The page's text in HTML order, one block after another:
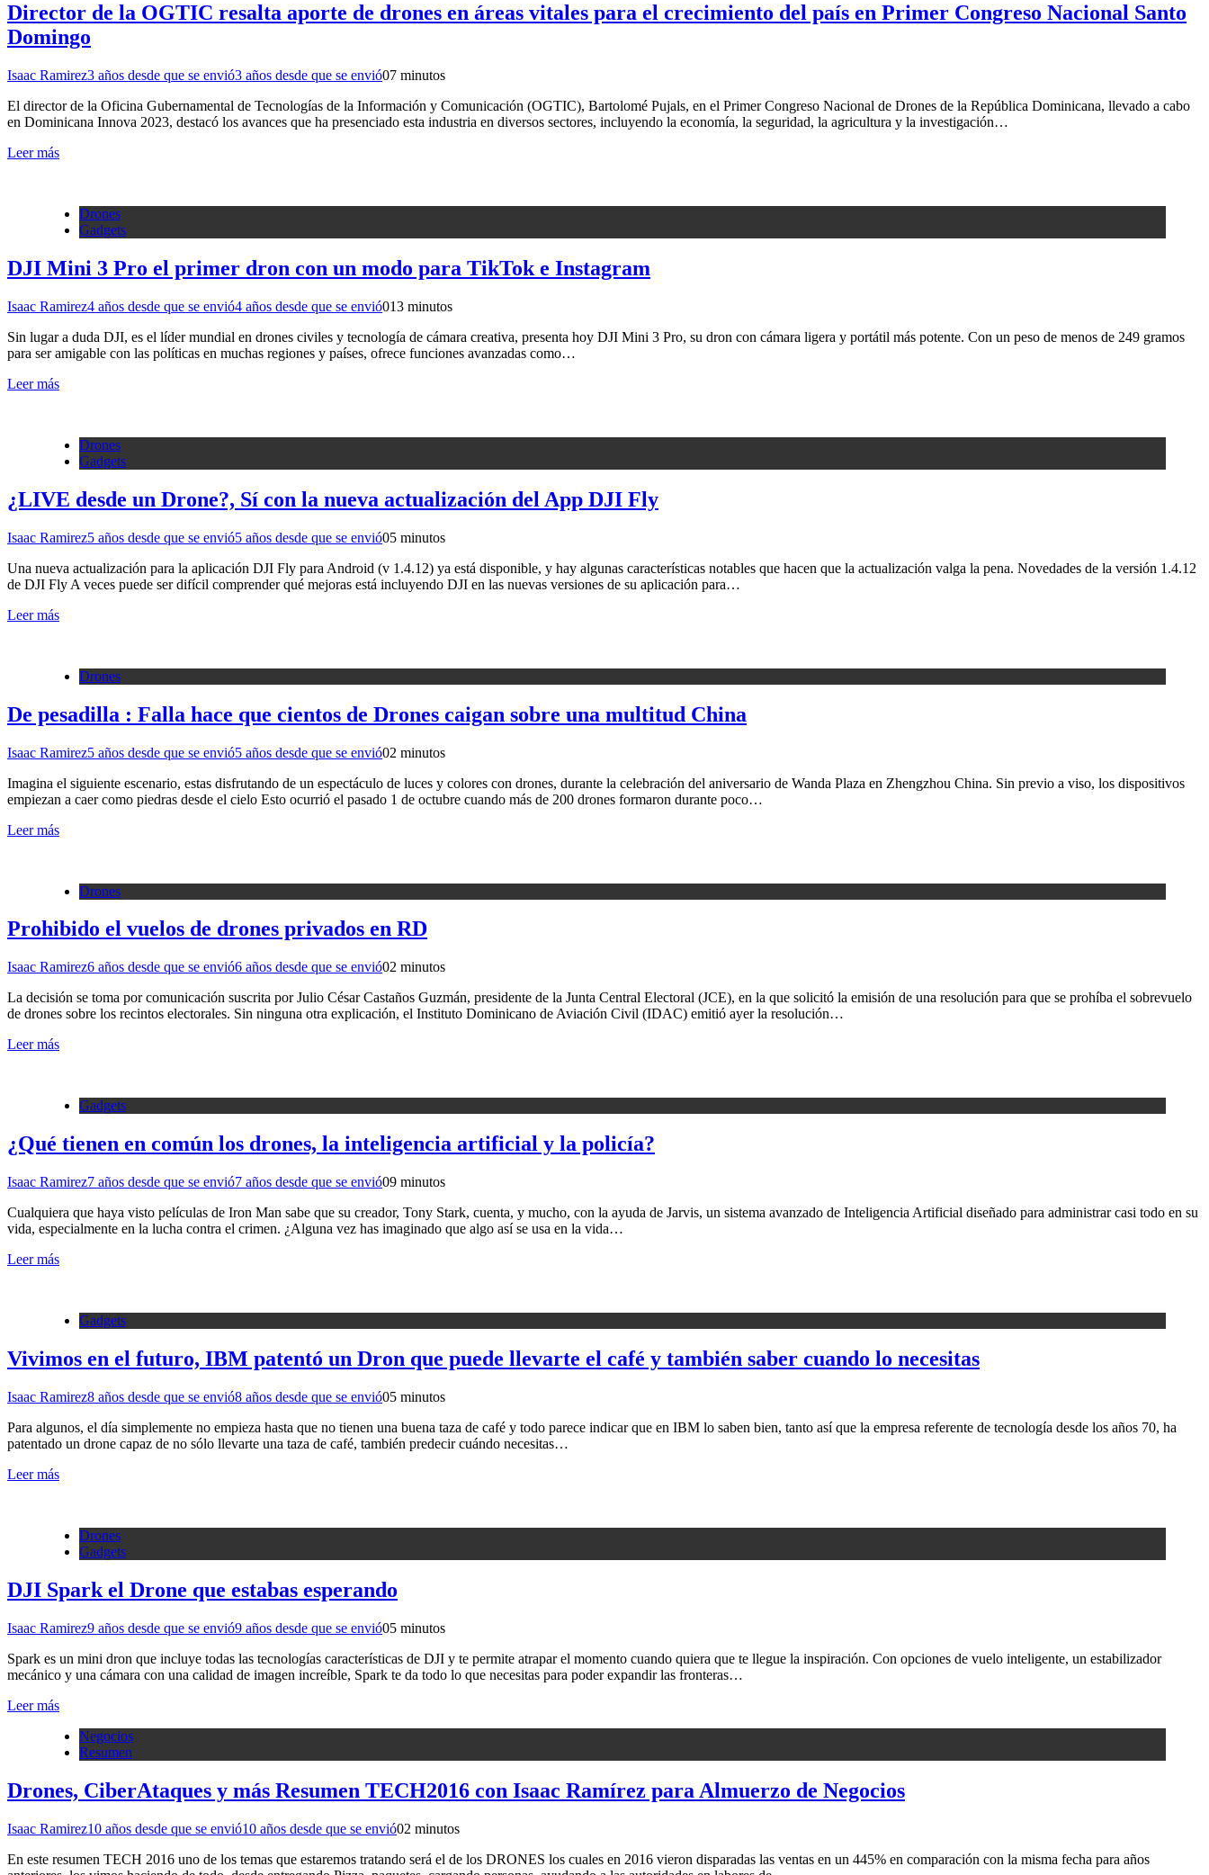
Director de la OGTIC resalta aporte de drones en áreas vitales para el crecimiento del país en Primer Congreso Nacional Santo
Domingo
Isaac Ramirez3 años desde que se envió3 años desde que se envió07 minutos
El director de la Oficina Gubernamental de Tecnologías de la Información y Comunicación (OGTIC), Bartolomé Pujals, en el Primer Congreso Nacional de Drones de la República Dominicana, llevado a cabo
en Dominicana Innova 2023, destacó los avances que ha presenciado esta industria en diversos sectores, incluyendo la economía, la seguridad, la agricultura y la investigación…
Leer más
Drones
Gadgets
DJI Mini 3 Pro el primer dron con un modo para TikTok e Instagram
Isaac Ramirez4 años desde que se envió4 años desde que se envió013 minutos
Sin lugar a duda DJI, es el líder mundial en drones civiles y tecnología de cámara creativa, presenta hoy DJI Mini 3 Pro, su dron con cámara ligera y portátil más potente. Con un peso de menos de 249 gramos
para ser amigable con las políticas en muchas regiones y países, ofrece funciones avanzadas como…
Leer más
Drones
Gadgets
¿LIVE desde un Drone?, Sí con la nueva actualización del App DJI Fly
Isaac Ramirez5 años desde que se envió5 años desde que se envió05 minutos
Una nueva actualización para la aplicación DJI Fly para Android (v 1.4.12) ya está disponible, y hay algunas características notables que hacen que la actualización valga la pena. Novedades de la versión 1.4.12
de DJI Fly A veces puede ser difícil comprender qué mejoras está incluyendo DJI en las nuevas versiones de su aplicación para…
Leer más
Drones
De pesadilla : Falla hace que cientos de Drones caigan sobre una multitud China
Isaac Ramirez5 años desde que se envió5 años desde que se envió02 minutos
Imagina el siguiente escenario, estas disfrutando de un espectáculo de luces y colores con drones, durante la celebración del aniversario de Wanda Plaza en Zhengzhou China. Sin previo a viso, los dispositivos
empiezan a caer como piedras desde el cielo Esto ocurrió el pasado 1 de octubre cuando más de 200 drones formaron durante poco…
Leer más
Drones
Prohibido el vuelos de drones privados en RD
Isaac Ramirez6 años desde que se envió6 años desde que se envió02 minutos
La decisión se toma por comunica­ción suscrita por Julio Cé­sar Castaños Guzmán, pre­sidente de la Junta Central Electoral (JCE), en la que solicitó la emisión de una resolución para que se prohíba el so­brevuelo
de drones sobre los recintos electorales. Sin ninguna otra explicación, el Instituto Dominicano de Aviación Civil (IDAC) emitió ayer la resolución…
Leer más
Gadgets
¿Qué tienen en común los drones, la inteligencia artificial y la policía?
Isaac Ramirez7 años desde que se envió7 años desde que se envió09 minutos
Cualquiera que haya visto películas de Iron Man sabe que su creador, Tony Stark, cuenta, y mucho, con la ayuda de Jarvis, un sistema avanzado de Inteligencia Artificial diseñado para administrar casi todo en su
vida, especialmente en la lucha contra el crimen. ¿Alguna vez has imaginado que algo así se usa en la vida…
Leer más
Gadgets
Vivimos en el futuro, IBM patentó un Dron que puede llevarte el café y también saber cuando lo necesitas
Isaac Ramirez8 años desde que se envió8 años desde que se envió05 minutos
Para algunos, el día simplemente no empieza hasta que no tienen una buena taza de café y todo parece indicar que en IBM lo saben bien, tanto así que la empresa referente de tecnología desde los años 70, ha
patentado un drone capaz de no sólo llevarte una taza de café, también predecir cuándo necesitas…
Leer más
Drones
Gadgets
DJI Spark el Drone que estabas esperando
Isaac Ramirez9 años desde que se envió9 años desde que se envió05 minutos
Spark es un mini dron que incluye todas las tecnologías características de DJI y te permite atrapar el momento cuando quiera que te llegue la inspiración. Con opciones de vuelo inteligente, un estabilizador
mecánico y una cámara con una calidad de imagen increíble, Spark te da todo lo que necesitas para poder expandir las fronteras…
Leer más
Negocios
Resumen
Drones, CiberAtaques y más Resumen TECH2016 con Isaac Ramírez para Almuerzo de Negocios
Isaac Ramirez10 años desde que se envió10 años desde que se envió02 minutos
En este resumen TECH 2016 uno de los temas que estaremos tratando será el de los DRONES los cuales en 2016 vieron disparadas las ventas en un 445% en comparación con la misma fecha para años